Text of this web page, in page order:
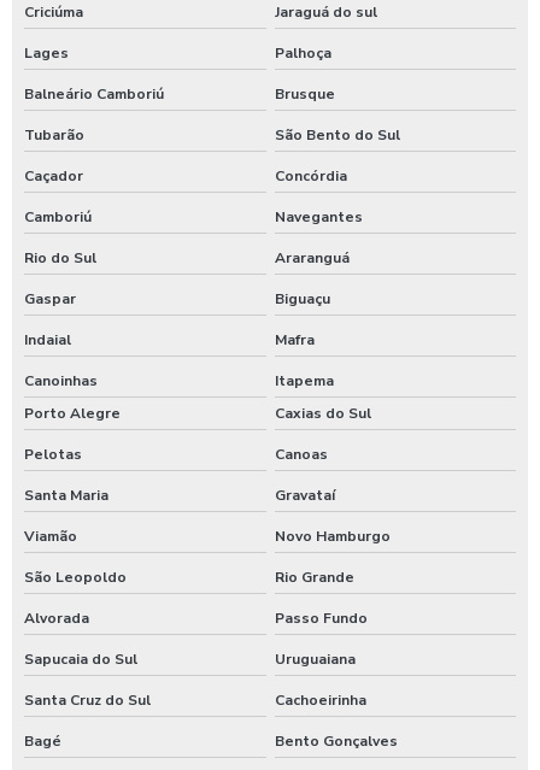
Criciúma Jaraguá do sul
Lages Palhoça
Balneário Camboriú Brusque
Tubarão São Bento do Sul
Caçador Concórdia
Camboriú Navegantes
Rio do Sul Araranguá
Gaspar Biguaçu
Indaial Mafra
Canoinhas
Itapema
Porto Alegre
Caxias do Sul
Pelotas Canoas
Santa Maria Gravataí
Viamão Novo Hamburgo
São Leopoldo Rio Grande
Alvorada Passo Fundo
Sapucaia do Sul Uruguaiana
Santa Cruz do Sul Cachoeirinha
Bagé Bento Gonçalves